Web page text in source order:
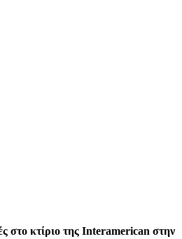
στο κτίριο της Interamerican στην